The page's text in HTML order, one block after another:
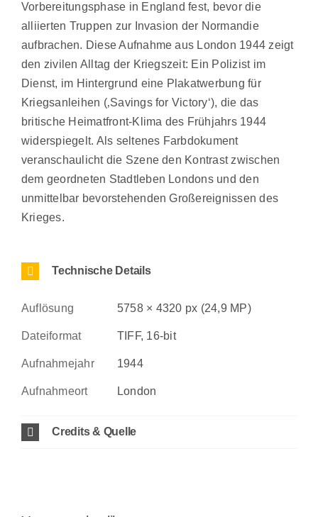
Vorbereitungsphase in England fest, bevor die
alliierten Truppen zur Invasion der Normandie
aufbrachen. Diese Aufnahme aus London 1944 zeigt
den zivilen Alltag der Kriegszeit: Ein Polizist im
Dienst, im Hintergrund eine Plakatwerbung für
Kriegsanleihen (‚Savings for Victory‘), die das
britische Heimatfront-Klima des Frühjahrs 1944
widerspiegelt. Als seltenes Farbdokument
veranschaulicht die Szene den Kontrast zwischen
dem geordneten Stadtleben Londons und den
unmittelbar bevorstehenden Großereignissen des
Krieges.
Technische Details
Auflösung 5758 × 4320 px (24,9 MP)
Dateiformat TIFF, 16-bit
Aufnahmejahr 1944
Aufnahmeort London
Credits & Quelle